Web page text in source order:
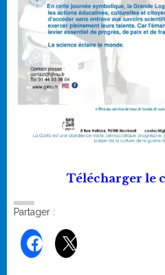
Télécharger le
Partager :